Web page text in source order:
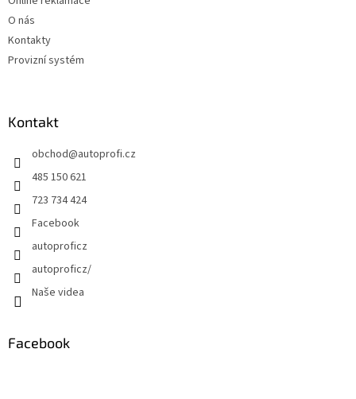
O nás
Kontakty
Provizní systém
Kontakt
obchod@autoprofi.cz
485 150 621
723 734 424
Facebook
autoproficz
autoproficz/
Naše videa
Facebook